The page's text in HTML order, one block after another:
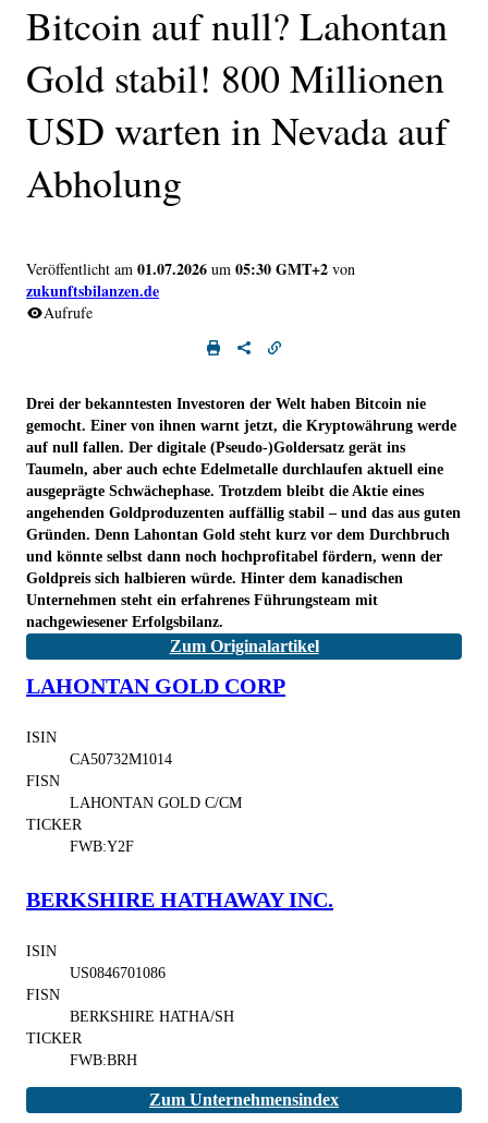
Bitcoin auf null? Lahontan
Gold stabil! 800 Millionen
USD warten in Nevada auf
Abholung
Veröffentlicht am 01.07.2026 um 05:30 GMT+2 von
zukunftsbilanzen.de
Aufrufe
Drei der bekanntesten Investoren der Welt haben Bitcoin nie
gemocht. Einer von ihnen warnt jetzt, die Kryptowährung werde
auf null fallen. Der digitale (Pseudo-)Goldersatz gerät ins
Taumeln, aber auch echte Edelmetalle durchlaufen aktuell eine
ausgeprägte Schwächephase. Trotzdem bleibt die Aktie eines
angehenden Goldproduzenten auffällig stabil – und das aus guten
Gründen. Denn Lahontan Gold steht kurz vor dem Durchbruch
und könnte selbst dann noch hochprofitabel fördern, wenn der
Goldpreis sich halbieren würde. Hinter dem kanadischen
Unternehmen steht ein erfahrenes Führungsteam mit
nachgewiesener Erfolgsbilanz.
Zum Originalartikel
LAHONTAN GOLD CORP
ISIN
CA50732M1014
FISN
LAHONTAN GOLD C/CM
TICKER
FWB:Y2F
BERKSHIRE HATHAWAY INC.
ISIN
US0846701086
FISN
BERKSHIRE HATHA/SH
TICKER
FWB:BRH
Zum Unternehmensindex